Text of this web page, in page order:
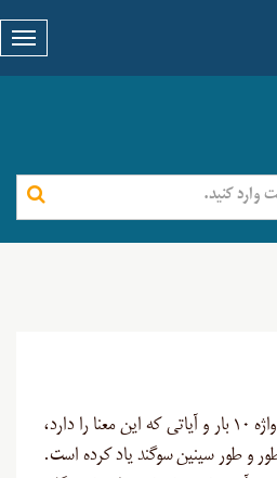
کوه طور، نام کوهی، این واژه ۱۰ بار و آیاتی که این معنا را دارد،
و طور سینین سوگند یاد کرده است.